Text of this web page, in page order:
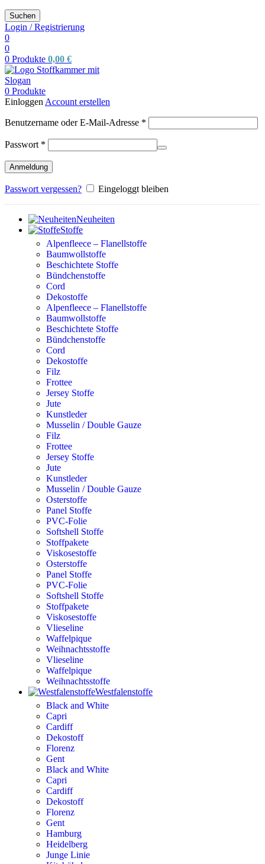
Suchen
Login / Registrierung
0
0
0 Produkte 0,00 €
0 Produkte
Einloggen Account erstellen
Benutzername oder E-Mail-Adresse *
Passwort *
Anmeldung
Passwort vergessen? Eingeloggt bleiben
Neuheiten
Stoffe
Alpenfleece – Flanellstoffe
Baumwollstoffe
Beschichtete Stoffe
Bündchenstoffe
Cord
Dekostoffe
Alpenfleece – Flanellstoffe
Baumwollstoffe
Beschichtete Stoffe
Bündchenstoffe
Cord
Dekostoffe
Filz
Frottee
Jersey Stoffe
Jute
Kunstleder
Musselin / Double Gauze
Filz
Frottee
Jersey Stoffe
Jute
Kunstleder
Musselin / Double Gauze
Osterstoffe
Panel Stoffe
PVC-Folie
Softshell Stoffe
Stoffpakete
Viskosestoffe
Osterstoffe
Panel Stoffe
PVC-Folie
Softshell Stoffe
Stoffpakete
Viskosestoffe
Vlieseline
Waffelpique
Weihnachtsstoffe
Vlieseline
Waffelpique
Weihnachtsstoffe
Westfalenstoffe
Black and White
Capri
Cardiff
Dekostoff
Florenz
Gent
Black and White
Capri
Cardiff
Dekostoff
Florenz
Gent
Hamburg
Heidelberg
Junge Linie